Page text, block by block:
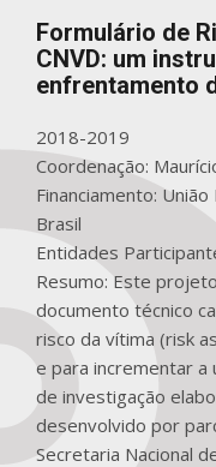
Formulário de
CNVD: um
enfrentamento
2018-2019
Coordenação:
Financiamento:
Brasil
Entidades
Resumo: Este
documento técnico
risco da vítima (risk
e para incrementar a
de investigação
desenvolvido por
Secretaria Nacional